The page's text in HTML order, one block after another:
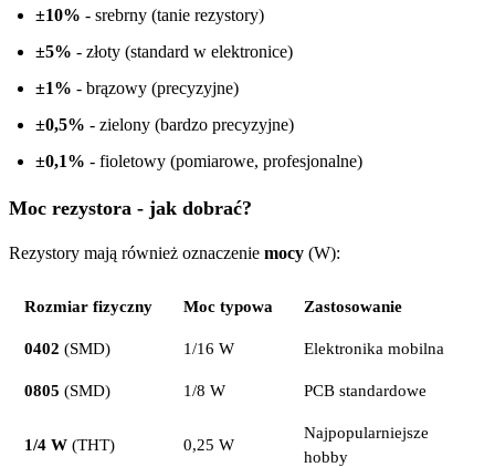
±10% - srebrny (tanie rezystory)
±5% - złoty (standard w elektronice)
±1% - brązowy (precyzyjne)
±0,5% - zielony (bardzo precyzyjne)
±0,1% - fioletowy (pomiarowe, profesjonalne)
Moc rezystora - jak dobrać?
Rezystory mają również oznaczenie mocy (W):
Rozmiar fizyczny Moc typowa Zastosowanie
0402 (SMD) 1/16 W Elektronika mobilna
0805 (SMD) 1/8 W PCB standardowe
1/4 W(THT) 0,25 W
Najpopularniejsze
hobby